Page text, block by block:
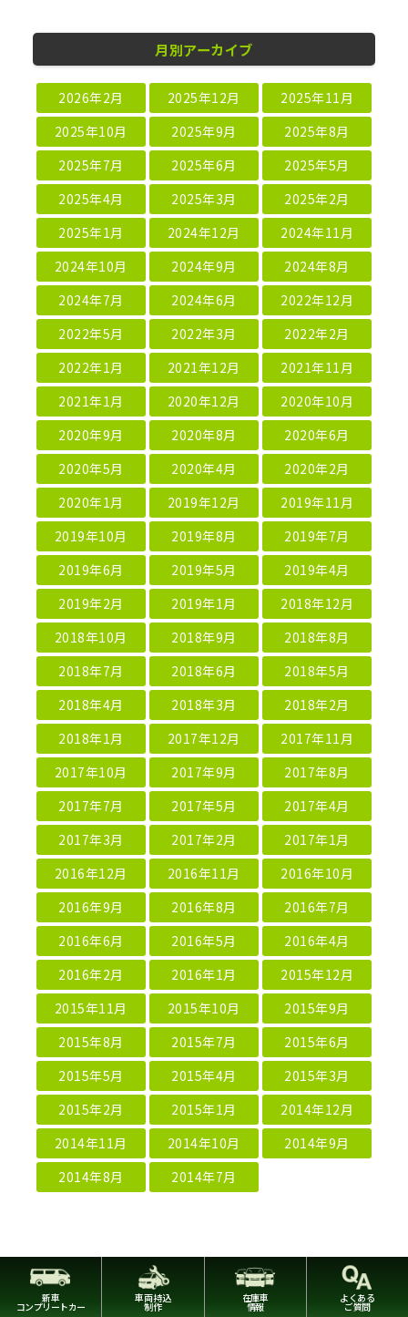
月別アーカイブ
2026年2月 2025年12月
2025年11月
2025年10月
2025年9月
2025年8月
2025年7月
2025年6月
2025年5月
2025年4月
2025年3月
2025年2月
2025年1月
2024年12月
2024年11月
2024年10月
2024年9月
2024年8月
2024年7月
2024年6月
2022年12月
2022年5月
2022年3月
2022年2月
2022年1月
2021年12月
2021年11月
2021年1月
2020年12月
2020年10月
2020年9月
2020年8月
2020年6月
2020年5月
2020年4月
2020年2月
2020年1月
2019年12月
2019年11月
2019年10月
2019年8月
2019年7月
2019年6月
2019年5月
2019年4月
2019年2月
2019年1月
2018年12月
2018年10月
2018年9月
2018年8月
2018年7月
2018年6月
2018年5月
2018年4月
2018年3月
2018年2月
2018年1月
2017年12月
2017年11月
2017年10月
2017年9月
2017年8月
2017年7月
2017年5月
2017年4月
2017年3月
2017年2月
2017年1月
2016年12月
2016年11月
2016年10月
2016年9月
2016年8月
2016年7月
2016年6月
2016年5月
2016年4月
2016年2月
2016年1月
2015年12月
2015年11月
2015年10月
2015年9月
2015年8月
2015年7月
2015年6月
2015年5月
2015年4月
2015年3月
2015年2月
2015年1月
2014年12月
2014年11月
2014年10月
2014年9月
2014年8月
2014年7月
新車
コンプリートカー
車両持込
制作
在庫車
情報
よくある
ご質問